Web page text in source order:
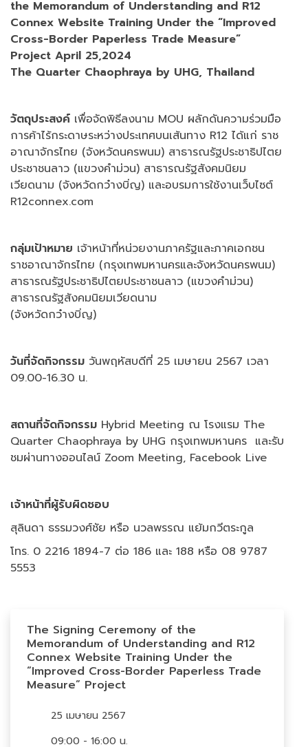
the Memorandum of Understanding and R12
Connex Website Training Under the “Improved
Cross-Border Paperless Trade Measure”
Project April 25,2024
The Quarter Chaophraya by UHG, Thailand
วัตถุประสงค์ เพื่อจัดพิธีลงนาม MOU ผลักดันความร่วมมือ
การค้าไร้กระดาษระหว่างประเทศบนเส้นทาง R12 ได้แก่ ราช
อาณาจักรไทย (จังหวัดนครพนม) สาธารณรัฐประชาธิปไตย
ประชาชนลาว (แขวงคำม่วน) สาธารณรัฐสังคมนิยม
เวียดนาม (จังหวัดกว๋างบิ่ญ) และอบรมการใช้งานเว็บไซต์
R12connex.com
กลุ่มเป้าหมาย เจ้าหน้าที่หน่วยงานภาครัฐและภาคเอกชน
ราชอาณาจักรไทย (กรุงเทพมหานครและจังหวัดนครพนม)
สาธารณรัฐประชาธิปไตยประชาชนลาว (แขวงคำม่วน)
สาธารณรัฐสังคมนิยมเวียดนาม
(จังหวัดกว๋างบิ่ญ)
วันที่จัดกิจกรรม วันพฤหัสบดีที่ 25 เมษายน 2567 เวลา
09.00-16.30 น.
สถานที่จัดกิจกรรม Hybrid Meeting ณ โรงแรม The
Quarter Chaophraya by UHG กรุงเทพมหานคร และรับ
ชมผ่านทางออนไลน์ Zoom Meeting, Facebook Live
เจ้าหน้าที่ผู้รับผิดชอบ
สุลินดา ธรรมวงศ์ชัย หรือ นวลพรรณ แย้มกวีตระกูล
โทร. 0 2216 1894-7 ต่อ 186 และ 188 หรือ 08 9787
5553
The Signing Ceremony of the
Memorandum of Understanding and R12
Connex Website Training Under the
“Improved Cross-Border Paperless Trade
Measure” Project
25 เมษายน 2567
09:00 - 16:00 น.